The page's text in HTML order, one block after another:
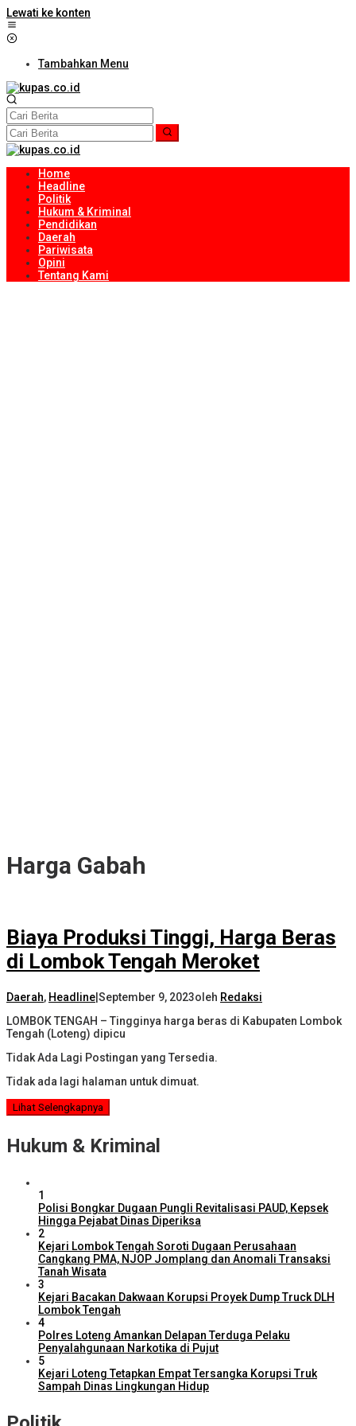
Lewati ke konten
Tambahkan Menu
Home
Headline
Politik
Hukum & Kriminal
Pendidikan
Daerah
Pariwisata
Opini
Tentang Kami
Harga Gabah
Biaya Produksi Tinggi, Harga Beras
di Lombok Tengah Meroket
Daerah, Headline September 9, 2023oleh Redaksi
LOMBOK TENGAH – Tingginya harga beras di Kabupaten Lombok
Tengah (Loteng) dipicu
Tidak Ada Lagi Postingan yang Tersedia.
Tidak ada lagi halaman untuk dimuat.
Lihat Selengkapnya
Hukum & Kriminal
1
Polisi Bongkar Dugaan Pungli Revitalisasi PAUD, Kepsek
Hingga Pejabat Dinas Diperiksa
2
Kejari Lombok Tengah Soroti Dugaan Perusahaan
Cangkang PMA, NJOP Jomplang dan Anomali Transaksi
Tanah Wisata
3
Kejari Bacakan Dakwaan Korupsi Proyek Dump Truck DLH
Lombok Tengah
4
Polres Loteng Amankan Delapan Terduga Pelaku
Penyalahgunaan Narkotika di Pujut
5
Kejari Loteng Tetapkan Empat Tersangka Korupsi Truk
Sampah Dinas Lingkungan Hidup